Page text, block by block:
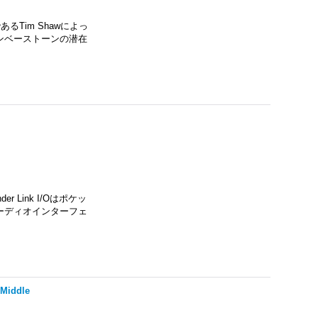
るTim Shawによっ
ベーストーンの潜在
Link I/Oはポケッ
ディオインターフェ